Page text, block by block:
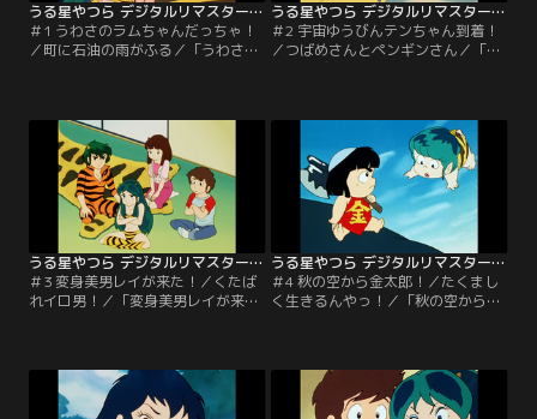
うる星やつら デジタルリマスター版 第1シーズン ＃001
＃1 うわさのラムちゃんだっちゃ！
／町に石油の雨がふる／「うわさの
に！相手は可愛い鬼族の娘ラム、決
闘方法は鬼ゴッコ！？「町に石油の
雨がふる」あたるのクラスメートの
陰謀でラムを呼ぼうとするが、来た
のは流しの星間タクシー。このタク
シーの料金の値段が…。【提供：バ
ンダイチャンネル】
うる星やつら デジタルリマスター版 第1シーズン ＃002
＃2 宇宙ゆうびんテンちゃん到着！
／つばめさんとペンギンさん／「宇
宙ゆうびんテンちゃん到着！」ラム
愛い幼児なのだが、実は女性には愛
想がいいが…。「つばめさんとペン
ギンさん」学校中の食料を食べまく
るペンギンの正体は、テンのあげた
宇宙キャラメルのおかげで大きくな
った親ツバメ！【提供：バンダイチ
ャンネル】
うる星やつら デジタルリマスター版 第1シーズン ＃003
＃3 変身美男レイが来た！／くたば
れイロ男！／「変身美男レイが来
と巨大虎牛に変身するという変態体
質！ラムをかけて、あたるとレイの
うる星やつら デジタルリマスター版 第1シーズン ＃004
＃4 秋の空から金太郎！／たくまし
く生きるんやっ！／「秋の空から金
から美人の保母さんが現れ、あたる
はひと目ぼれするが…。「たくまし